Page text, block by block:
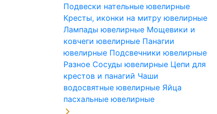
Подвески нательные ювелирные
Кресты, иконки на митру ювелирные
Лампады ювелирные Мощевики и
ковчеги ювелирные Панагии
ювелирные Подсвечники ювелирные
Разное Сосуды ювелирные Цепи для
крестов и панагий Чаши
водосвятные ювелирные Яйца
пасхальные ювелирные